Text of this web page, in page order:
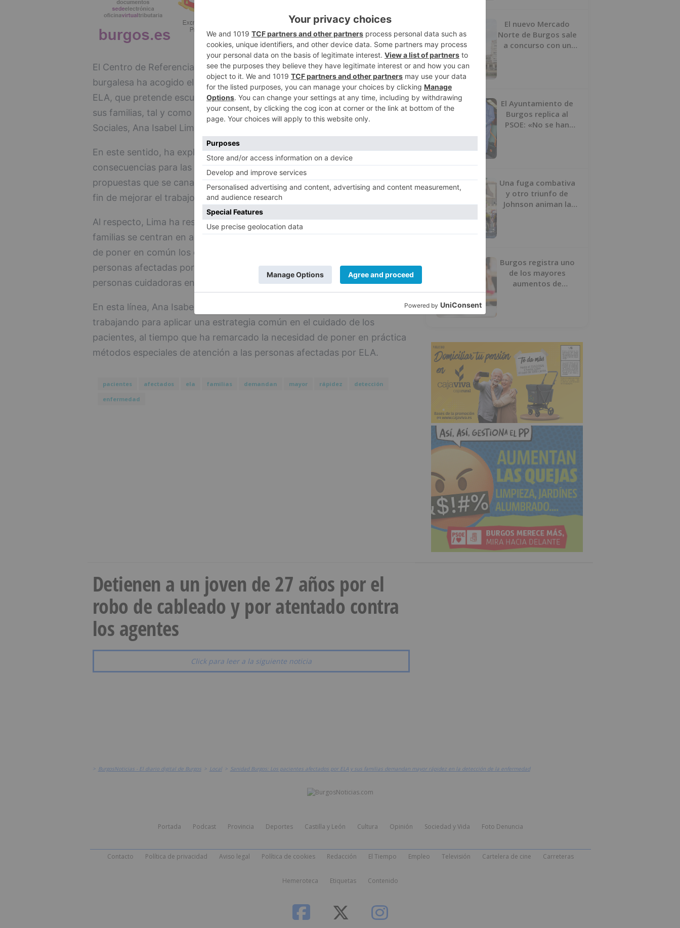
El Centro de Referencia Estatal de Enfermedades Raras de la capital
burgalesa ha acogido el IX Encuentro de Personas con la enfermedad del
ELA, que pretende escuchar las principales demandas de los pacientes y
sus familias, tal y como ha explicado la Secretaria de Estado de Servicios
Sociales, Ana Isabel Lima.
En este sentido, ha explicado que el ELA es una patología que tiene
consecuencias para las familias, por lo que desde el Ministerio ya hay
propuestas que se canalizan a través de la Ley de la Dependencia con el
fin de mejorar el trabajo que se está haciendo.
Al respecto, Lima ha resaltado que una de las principales demandas de las
familias se centran en acelerar el diagnóstico de la enfermedad, además
de poner en común los cuidados específicos que deben recibir las
personas afectadas por la enfermedad, así como la formación de las
personas cuidadoras en este aspecto sociosanitario.
En esta línea, Ana Isabel Lima ha asegurado que es fundamental seguir
trabajando para aplicar una estrategia común en el cuidado de los
pacientes, al tiempo que ha remarcado la necesidad de poner en práctica
métodos especiales de atención a las personas afectadas por ELA.
pacientes afectados ela familias demandan mayor rápidez
detección
enfermedad
2
El nuevo Mercado
Norte de Burgos sale
a concurso con un
3
El Ayuntamiento de
Burgos replica al
PSOE: «No se han
4
Una fuga combativa
y otro triunfo de
Johnson animan la
Burgos registra uno
de los mayores
aumentos de
Detienen a un joven de 27 años por el
robo de cableado y por atentado contra
los agentes
Click para leer a la siguiente noticia
> BurgosNoticias - El diario digital de Burgos > Local > Sanidad Burgos: Los pacientes afectados por ELA y sus familias demandan mayor rápidez en la detección de la enfermedad
Portada Podcast Provincia Deportes Castilla y León Cultura Opinión Sociedad y Vida Foto Denuncia
Contacto Política de privacidad Aviso legal Política de cookies Redacción El Tiempo Empleo Televisión Cartelera de cine Carreteras
Hemeroteca Etiquetas Contenido